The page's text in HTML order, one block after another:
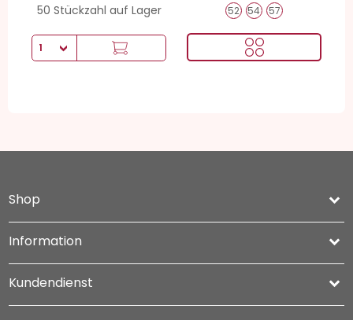
50 Stückzahl auf Lager 52 54 57
Shop keyboard_arrow_down
Information 
Kundendienst 